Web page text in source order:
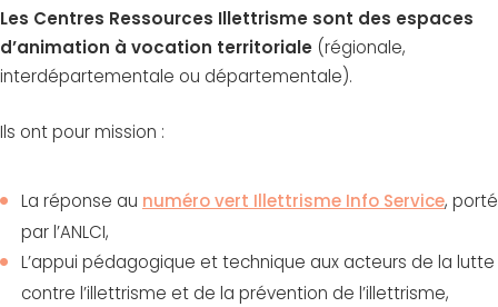
Les Centres Ressources Illettrisme sont des espaces
d’animation à vocation territoriale (régionale,
interdépartementale ou départementale).
Ils ont pour mission :
La réponse au numéro vert Illettrisme Info Service, porté
par l’ANLCI,
L’appui pédagogique et technique aux acteurs de la lutte
contre l’illettrisme et de la prévention de l’illettrisme,